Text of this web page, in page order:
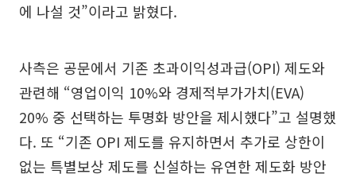
에 나설 것”이라고 밝혔다.
사측은 공문에서 기존 초과이익성과급(OPI) 제도와
관련해 “영업이익 10%와 경제적부가가치(EVA)
20% 중 선택하는 투명화 방안을 제시했다”고 설명했
다. 또 “기존 OPI 제도를 유지하면서 추가로 상한이
없는 특별보상 제도를 신설하는 유연한 제도화 방안